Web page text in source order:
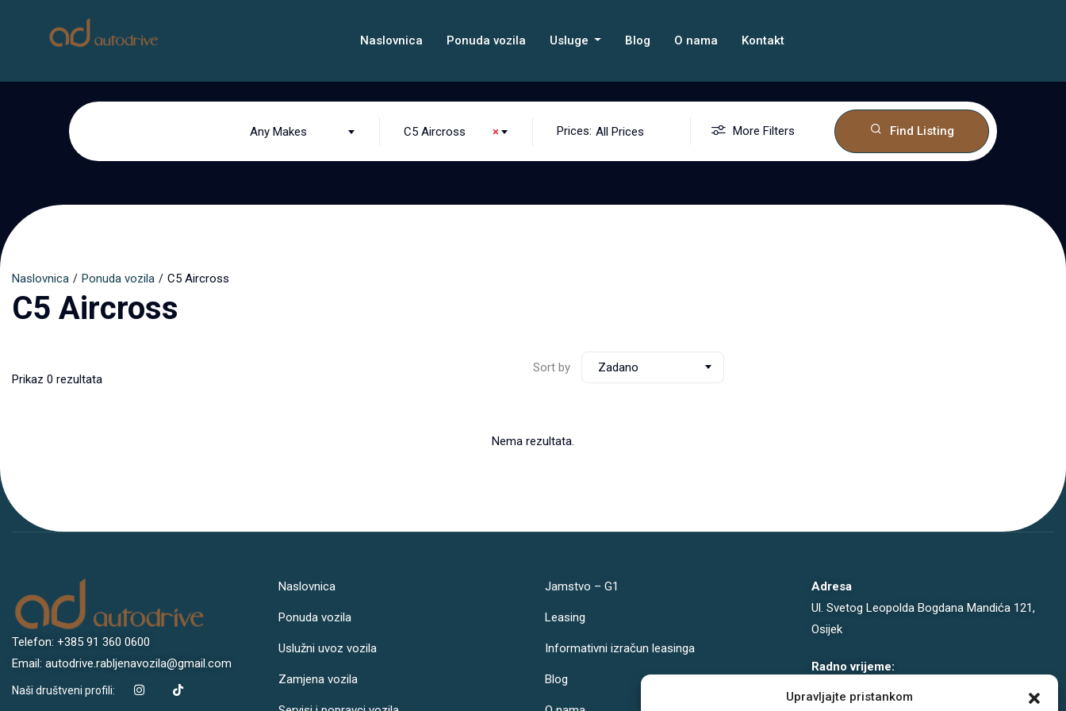
Upravljajte pristankom
Naslovnica Ponuda vozila Usluge Blog O nama Kontakt
Any Makes ×
C5 Aircross Prices: All Prices More Filters Find Listing
Naslovnica Ponuda vozila C5 Aircross
C5 Aircross
Prikaz 0 rezultata
Sort by Zadano
Nema rezultata.
Telefon: +385 91 360 0600
Email: autodrive.rabljenavozila@gmail.com
Naši društveni profili:
Naslovnica
Ponuda vozila
Uslužni uvoz vozila
Zamjena vozila
Jamstvo – G1
Leasing
Informativni izračun leasinga
Blog
Adresa
Ul. Svetog Leopolda Bogdana Mandića 121,
Osijek
Radno vrijeme: